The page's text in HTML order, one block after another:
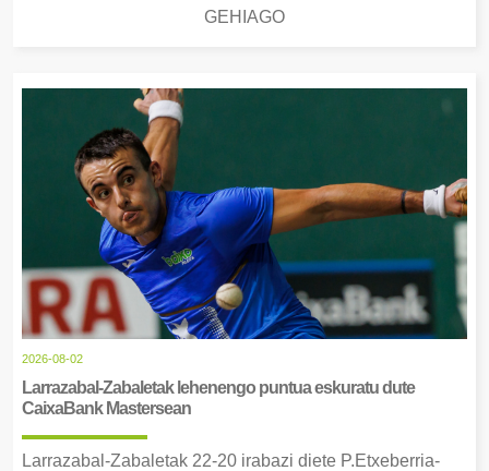
GEHIAGO
2026-08-02
Larrazabal-Zabaletak lehenengo puntua eskuratu dute
CaixaBank Mastersean
Larrazabal-Zabaletak 22-20 irabazi diete P.Etxeberria-